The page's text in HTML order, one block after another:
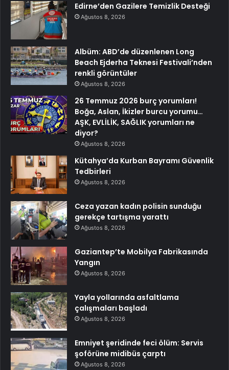
Edirne’den Gazilere Temizlik Desteği
Ağustos 8, 2026
Albüm: ABD’de düzenlenen Long
Beach Ejderha Teknesi Festivali’nden
renkli görüntüler
Ağustos 8, 2026
26 Temmuz 2026 burç yorumları!
Boğa, Aslan, İkizler burcu yorumu…
AŞK, EVLİLİK, SAĞLIK yorumları ne
diyor?
Ağustos 8, 2026
Kütahya’da Kurban Bayramı Güvenlik
Tedbirleri
Ağustos 8, 2026
Ceza yazan kadın polisin sunduğu
gerekçe tartışma yarattı
Ağustos 8, 2026
Gaziantep’te Mobilya Fabrikasında
Yangın
Ağustos 8, 2026
Yayla yollarında asfaltlama
çalışmaları başladı
Ağustos 8, 2026
Emniyet şeridinde feci ölüm: Servis
şoförüne midibüs çarptı
Ağustos 8, 2026